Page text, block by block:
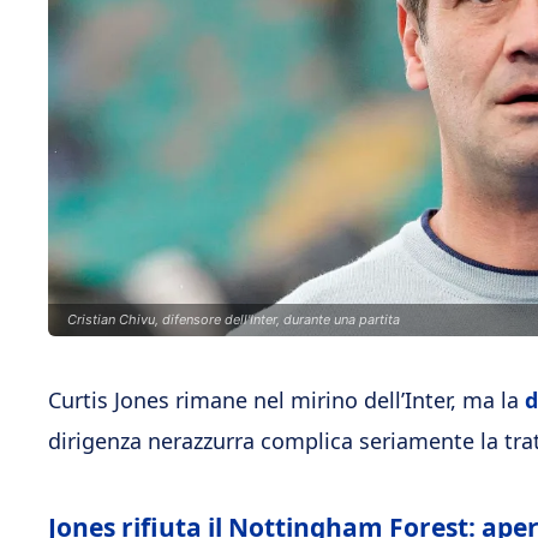
Cristian Chivu, difensore dell'Inter, durante una partita
Curtis Jones rimane nel mirino dell’Inter, ma la
dirigenza nerazzurra complica seriamente la
Jones rifiuta il Nottingham Forest: